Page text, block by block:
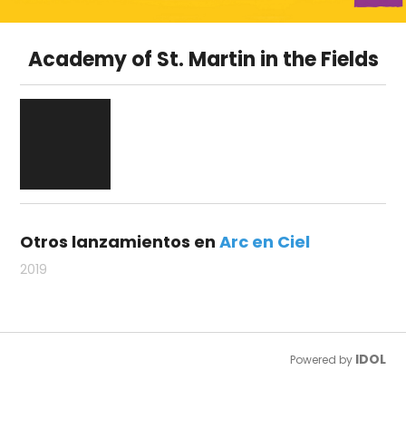
Academy of St. Martin in the Fields
Otros lanzamientos enArc en Ciel
2019
Powered by IDOL